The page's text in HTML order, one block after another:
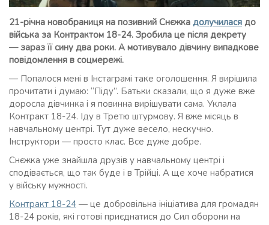
21-річна новобраниця на позивний Снєжка долучилася до
війська за Контрактом 18-24. Зробила це після декрету
—зараз її сину два роки. А мотивувало дівчину випадкове
повідомлення в соцмережі.
— Попалося мені в Інстаграмі таке оголошення. Я вирішила
прочитати і думаю: “Піду”. Батьки сказали, що я дуже вже
доросла дівчинка і я повинна вирішувати сама. Уклала
Контракт 18-24. Іду в Третю штурмову. Я вже місяць в
навчальному центрі. Тут дуже весело, нескучно.
Інструктори — просто клас. Все дуже добре.
Снєжка уже знайшла друзів у навчальному центрі і
сподівається, що так буде і в Трійці. А ще хоче набратися
у війську мужності.
Контракт 18-24 — це добровільна ініціатива для громадян
18-24 років, які готові приєднатися до Сил оборони на